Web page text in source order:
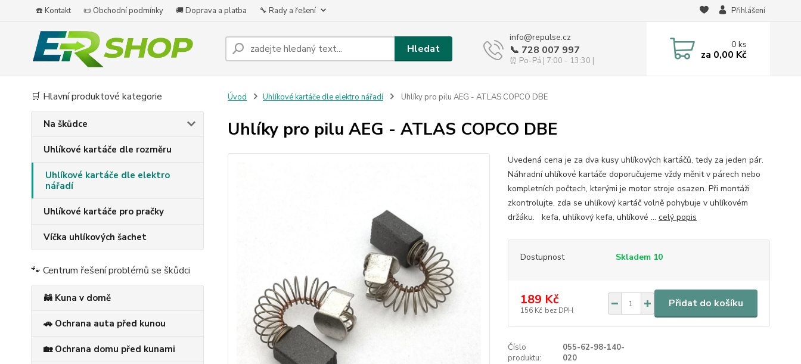
☎️ Kontakt 📜 Obchodní podmínky 🚚 Doprava a platba 🔧 Rady a řešení Přihlášení
Hledat
info@repulse.cz
📞 728 007 997
⏰ Po-Pá | 7:00 - 13:30 |
0ks
za 0,00 Kč
🛒 Hlavní produktové kategorie
Na škůdce
Uhlíkové kartáče dle rozměru
Uhlíkové kartáče dle elektro
nářadí
Uhlíkové kartáče pro pračky
Víčka uhlíkových šachet
🐾 Centrum řešení problémů se škůdci
🦝 Kuna v domě
🚗 Ochrana auta před kunou
🏡 Ochrana domu před kunami
Úvod Uhlíkové kartáče dle elektro nářadí Uhlíky pro pilu AEG - ATLAS COPCO DBE
Uhlíky pro pilu AEG - ATLAS COPCO DBE
Uvedená cena je za dva kusy uhlíkových kartáčů, tedy za jeden pár.
Náhradní uhlíkové kartáče doporučujeme vždy měnit v párech nebo
kompletních počtech, kterými je motor stroje osazen. Při montáži
zkontrolujte, zda se uhlíkový kartáč volně pohybuje v uhlíkovém
držáku. kefa, uhlíkový kefa, uhlíkové ... celý popis
Dostupnost Skladem 10
189 Kč
156 Kč bez DPH
Přidat do košíku
Číslo
produktu:
055-62-98-140-
020